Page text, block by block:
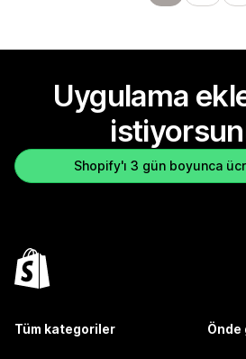
Uygulama
Shopify'ı 3 gün boyunca
Tüm kategoriler